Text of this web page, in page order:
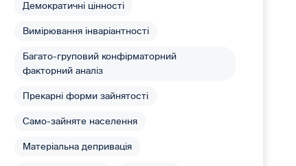
Демократичні цінності
Вимірювання інваріантності
Багато-груповий конфірматорний
факторний аналіз
Прекарні форми зайнятості
Само-зайняте населення
Матеріальна депривація